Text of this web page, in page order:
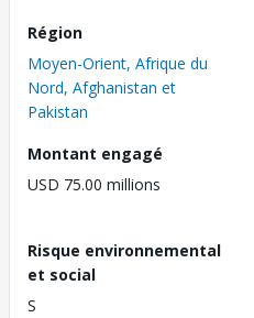
Région
Moyen-Orient, Afrique du
Nord, Afghanistan et
Pakistan
Montant engagé
USD 75.00 millions
Risque environnemental
et social
S